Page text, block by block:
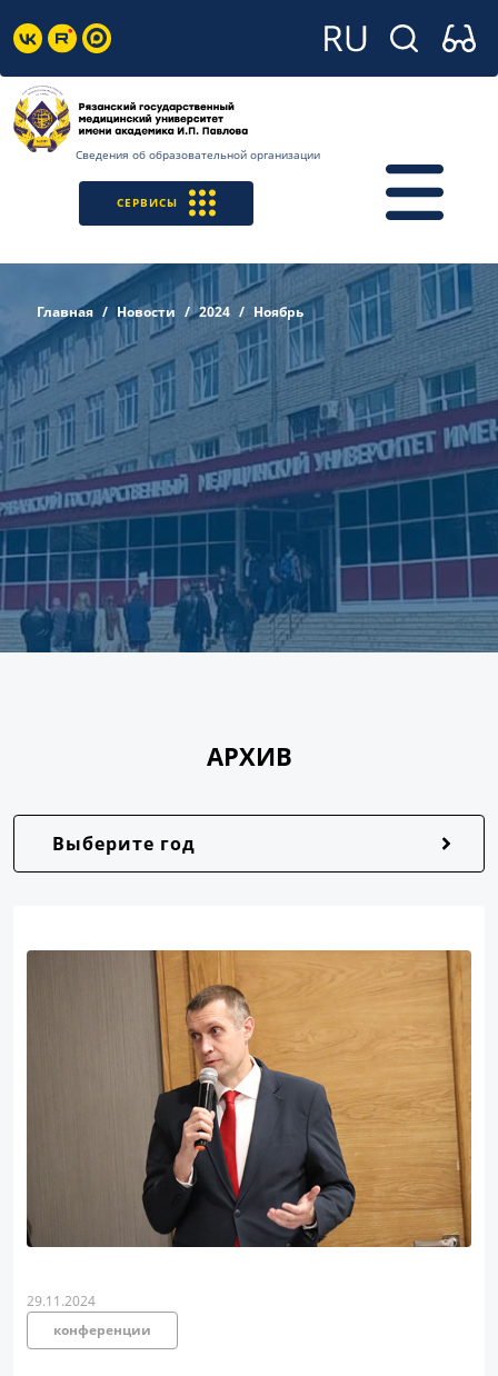
Сведения об образовательной организации
СЕРВИСЫ
Главная Новости 2024 Ноябрь
АРХИВ
Выберите год
29.11.2024
конференции